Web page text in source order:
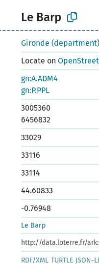
Le Barp
Gironde (department)
Locate on
gn:A.ADM4
gn:P.PPL
3005360
6456832
33029
33116
33114
44.60833
-0.76948
Le Barp
http://data.loterre.fr/
RDF/XML TURTLE JSON-